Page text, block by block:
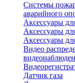
Системы
аварийного
Аксессуары
Аксессуары
Аксессуары
Видео
Датчик газа